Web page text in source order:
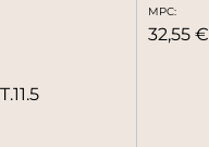
MPC:
32,55 €